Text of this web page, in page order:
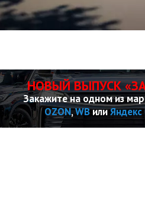
НОВЫЙ ВЫПУСК
Закажите на одном из
OZON,WBили